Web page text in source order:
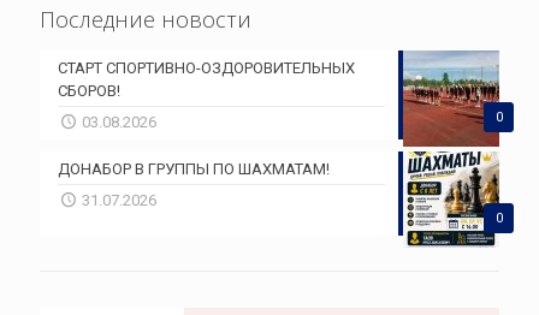
Последние новости
0
СТАРТ СПОРТИВНО-ОЗДОРОВИТЕЛЬНЫХ
СБОРОВ!
03.08.2026
0
ДОНАБОР В ГРУППЫ ПО ШАХМАТАМ!
31.07.2026